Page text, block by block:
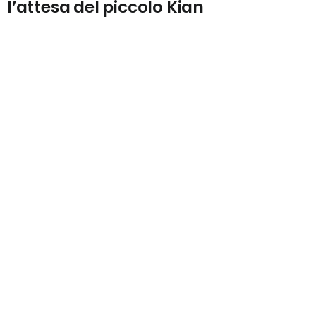
l’attesa del piccolo Kian